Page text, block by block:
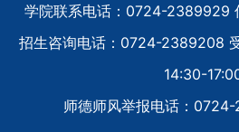
学院联系电话：0724-2389929
招生咨询电话：0724-2389208
14:30-
师德师风举报电话：0724-